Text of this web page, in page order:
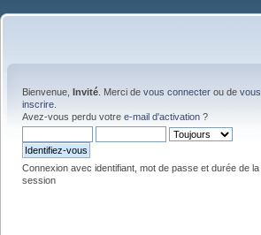
Bienvenue, Invité . Merci de vous connecter ou de vous
inscrire
Avez-vous perdu votre e-mail d'activation ?
Connexion avec identifiant, mot de passe et durée de la
session